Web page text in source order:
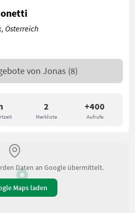
2
Merkliste
+400
Aufrufe
Österreich
von Jonas (8)
Daten an Google übermittelt.
Maps laden